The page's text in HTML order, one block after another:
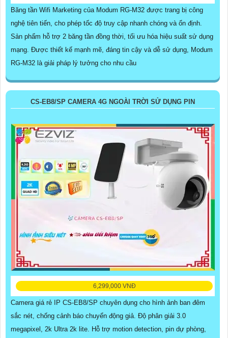
Băng tần Wifi Marketing của Modum RG-M32 được trang bị công
nghệ tiên tiến, cho phép tốc độ truy cập nhanh chóng và ổn định.
Sản phẩm hỗ trợ 2 băng tần đồng thời, tối ưu hóa hiệu suất sử dụng
mạng. Được thiết kế mạnh mẽ, đáng tin cậy và dễ sử dụng, Modum
RG-M32 là giải pháp lý tưởng cho nhu cầu
CS-EB8/SP CAMERA 4G NGOÀI TRỜI SỬ DỤNG PIN
6,299,000 VNĐ
Camera giá rẻ IP CS-EB8/SP chuyên dụng cho hình ảnh ban đêm
sắc nét, chống cảnh báo chuyển động giả. Độ phân giải 3.0
megapixel, 2k Ultra 2k lite. Hỗ trợ motion detection, pin dự phòng,